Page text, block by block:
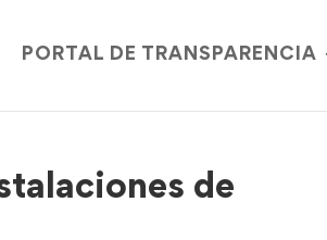
PORTAL DE TRANSPARENCIA
de